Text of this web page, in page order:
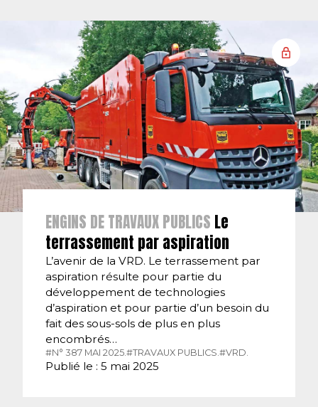
ENGINS DE TRAVAUX PUBLICS Le
terrassement par aspiration
L’avenir de la VRD. Le terrassement par
aspiration résulte pour partie du
développement de technologies
d’aspiration et pour partie d’un besoin du
fait des sous-sols de plus en plus
encombrés…
#N° 387 MAI 2025. #TRAVAUX PUBLICS. #VRD.
Publié le : 5 mai 2025